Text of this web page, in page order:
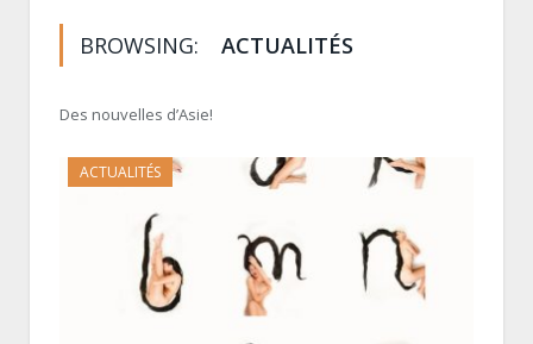
BROWSING: ACTUALITÉS
Des nouvelles d’Asie!
ACTUALITÉS